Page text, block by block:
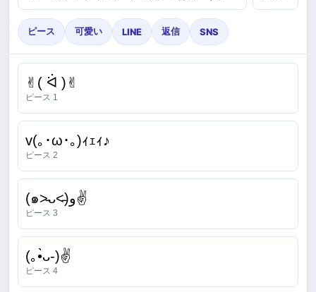
ピース 可愛い LINE 返信 SNS
✌︎( ᐛ )✌︎
ピース 1
v(｡･ω･｡)ｨｪｨ♪
ピース 2
(๑˃̵ᴗ˂̵)و✌
ピース 3
(｡•̀ᴗ-)✌
ピース 4